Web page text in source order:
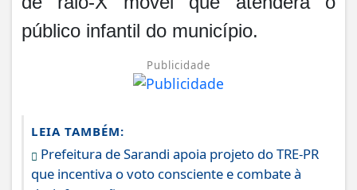
público infantil do município.
Publicidade
LEIA TAMBÉM:
Prefeitura de Sarandi apoia projeto do TRE-PR
que incentiva o voto consciente e combate à